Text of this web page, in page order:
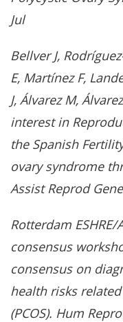
Jul
Bellver J,
E, Martínez F,
J, Álvarez M,
interest in
the Spanish
ovary syndrome
Assist Reprod
Rotterdam ESHRE/
consensus
consensus on
health risks
(PCOS). Hum